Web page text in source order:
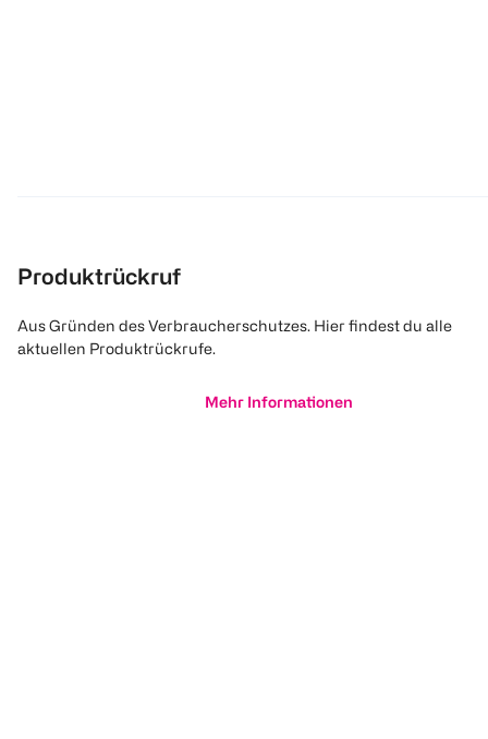
Produktrückruf
Aus Gründen des Verbraucherschutzes. Hier findest du alle
aktuellen Produktrückrufe.
Mehr Informationen